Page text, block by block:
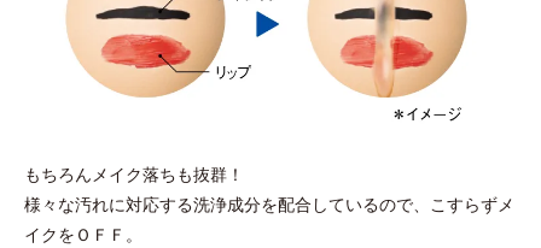
もちろんメイク落ちも抜群！
様々な汚れに対応する洗浄成分を配合しているので、こすらずメ
イクをＯＦＦ。